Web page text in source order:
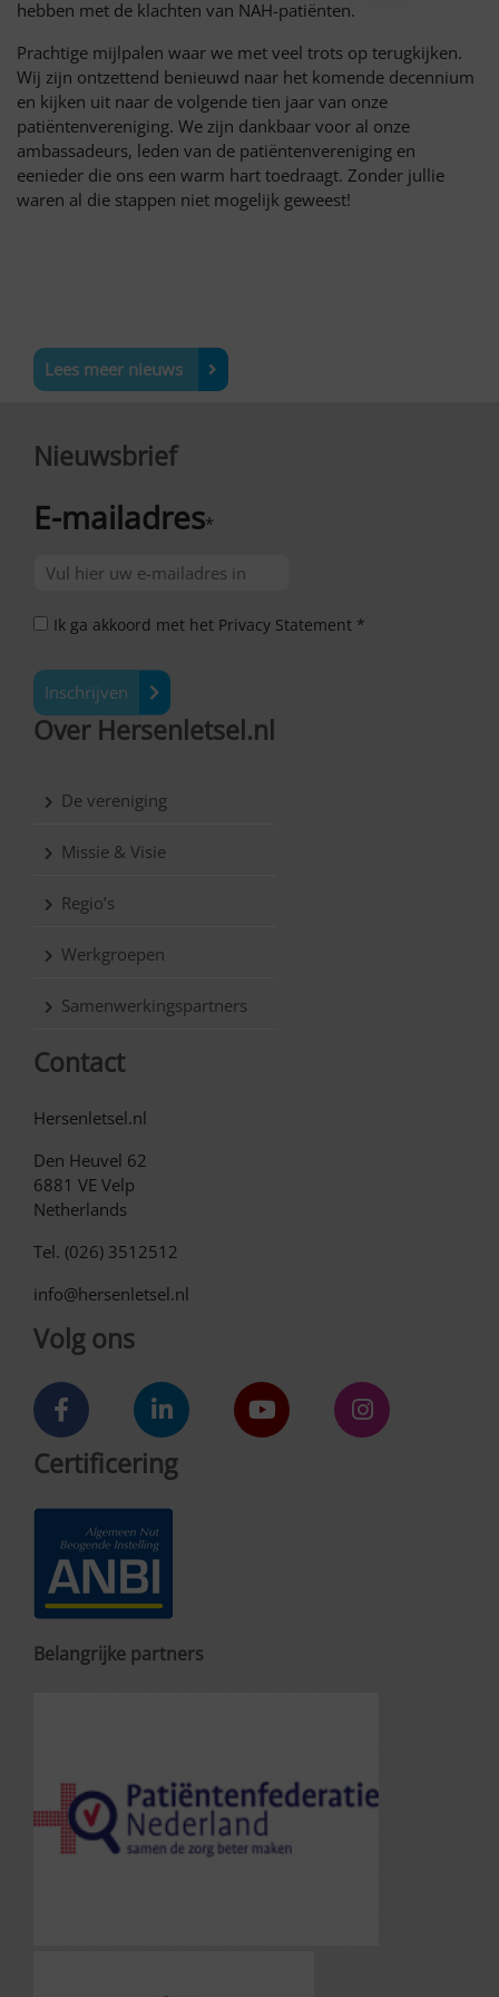
hebben met de klachten van NAH-patiënten.
Prachtige mijlpalen waar we met veel trots op terugkijken.
Wij zijn ontzettend benieuwd naar het komende decennium
en kijken uit naar de volgende tien jaar van onze
patiëntenvereniging. We zijn dankbaar voor al onze
ambassadeurs, leden van de patiëntenvereniging en
eenieder die ons een warm hart toedraagt. Zonder jullie
waren al die stappen niet mogelijk geweest!
Lees meer nieuws
Nieuwsbrief
E-mailadres*
Ik ga akkoord met het Privacy Statement *
Inschrijven
Over Hersenletsel.nl
De vereniging
Missie & Visie
Regio’s
Werkgroepen
Samenwerkingspartners
Contact
Hersenletsel.nl
Den Heuvel 62
6881 VE Velp
Netherlands
Tel. (026) 3512512
info@hersenletsel.nl
Volg ons
Certificering
Belangrijke partners